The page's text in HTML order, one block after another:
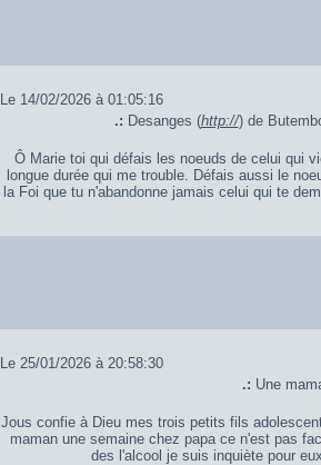
Le 14/02/2026 à 01:05:16
.: Desanges (http://) de
Ô Marie toi qui défais les noeuds de celui qui
longue durée qui me trouble. Défais aussi le
la Foi que tu n'abandonne jamais celui qui te
Le 25/01/2026 à 20:58:30
.: Une
Jous confie à Dieu mes trois petits fils
maman une semaine chez papa ce n'est pas
des l'alcool je suis inquiète pour